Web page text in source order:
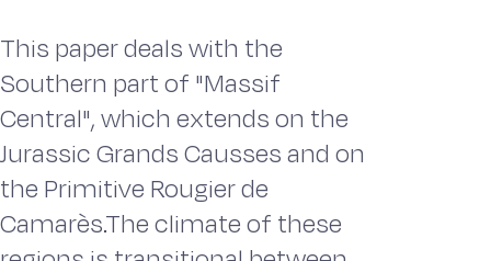
This paper deals with the
Southern part of "Massif
Central", which extends on the
Jurassic Grands Causses and on
the Primitive Rougier de
Camarès.The climate of these